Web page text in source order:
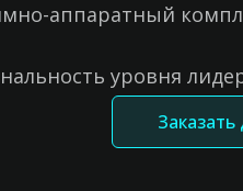
аппаратный
уровня